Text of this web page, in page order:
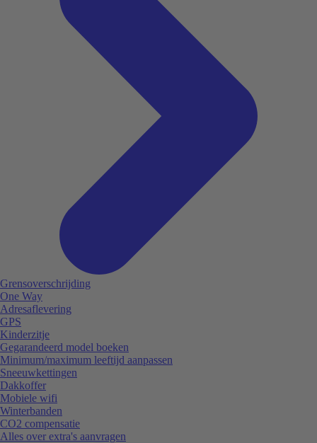
Grensoverschrijding
One Way
Adresaflevering
GPS
Kinderzitje
Gegarandeerd model boeken
Minimum/maximum leeftijd aanpassen
Sneeuwkettingen
Dakkoffer
Mobiele wifi
Winterbanden
CO2 compensatie
Alles over extra's aanvragen